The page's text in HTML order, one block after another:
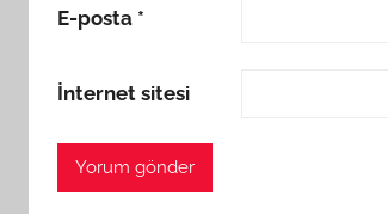
E-posta *
İnternet sitesi